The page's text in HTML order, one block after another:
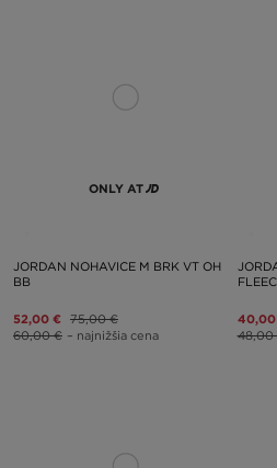
ONLY AT
JORDAN NOHAVICE M BRK VT OH
BB
52,00 € 75,00 €
60,00 € – najnižšia cena
48,00